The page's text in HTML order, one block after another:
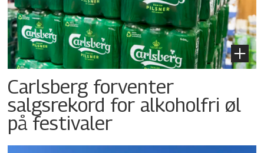
Carlsberg forventer
salgsrekord for alkoholfri øl
på festivaler